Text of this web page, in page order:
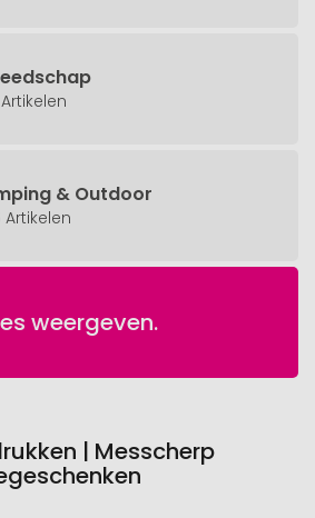
& Outdoor
Artikelen
weergeven.
| Messcherp